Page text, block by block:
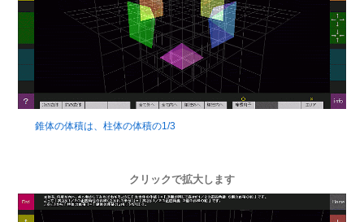
錐体の体積は、柱体の体積の1/3
クリックで拡大します